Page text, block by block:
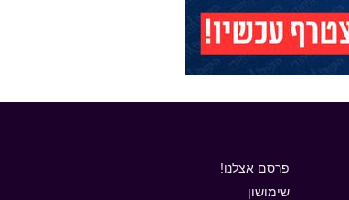
פרסם אצלנו!
שימושון